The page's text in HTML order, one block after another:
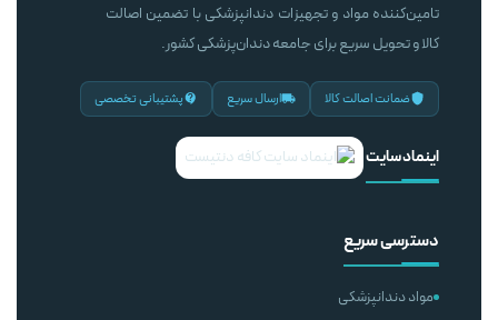
تامین‌کننده مواد و تجهیزات دندانپزشکی با تضمین اصالت
کالا و تحویل سریع برای جامعه دندان‌پزشکی کشور.
ضمانت اصالت کالا ارسال سریع پشتیبانی تخصصی
اینماد سایت
دسترسی سریع
مواد دندانپزشکی